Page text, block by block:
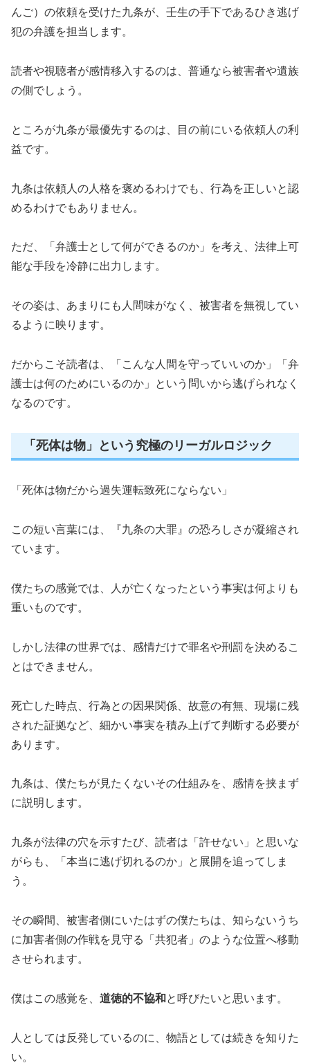
んご）の依頼を受けた九条が、壬生の手下であるひき逃げ
犯の弁護を担当します。
読者や視聴者が感情移入するのは、普通なら被害者や遺族
の側でしょう。
ところが九条が最優先するのは、目の前にいる依頼人の利
益です。
九条は依頼人の人格を褒めるわけでも、行為を正しいと認
めるわけでもありません。
ただ、「弁護士として何ができるのか」を考え、法律上可
能な手段を冷静に出力します。
その姿は、あまりにも人間味がなく、被害者を無視してい
るように映ります。
だからこそ読者は、「こんな人間を守っていいのか」「弁
護士は何のためにいるのか」という問いから逃げられなく
なるのです。
「死体は物」という究極のリーガルロジック
「死体は物だから過失運転致死にならない」
この短い言葉には、『九条の大罪』の恐ろしさが凝縮され
ています。
僕たちの感覚では、人が亡くなったという事実は何よりも
重いものです。
しかし法律の世界では、感情だけで罪名や刑罰を決めるこ
とはできません。
死亡した時点、行為との因果関係、故意の有無、現場に残
された証拠など、細かい事実を積み上げて判断する必要が
あります。
九条は、僕たちが見たくないその仕組みを、感情を挟まず
に説明します。
九条が法律の穴を示すたび、読者は「許せない」と思いな
がらも、「本当に逃げ切れるのか」と展開を追ってしま
う。
その瞬間、被害者側にいたはずの僕たちは、知らないうち
に加害者側の作戦を見守る「共犯者」のような位置へ移動
させられます。
僕はこの感覚を、 道徳的不協和 と呼びたいと思います。
人としては反発しているのに、物語としては続きを知りた
い。